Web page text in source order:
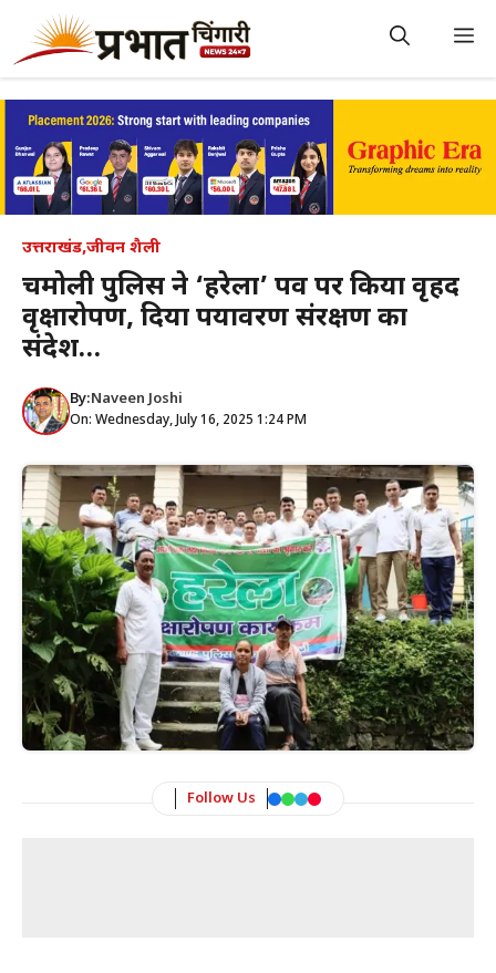
content
उत्तराखंड,जीवन शैली
चमोली पुलिस ने ‘हरेला’ पर्व पर किया वृहद
वृक्षारोपण, दिया पर्यावरण संरक्षण का
संदेश…
By:Naveen Joshi
On: Wednesday, July 16, 2025 1:24 PM
Follow Us